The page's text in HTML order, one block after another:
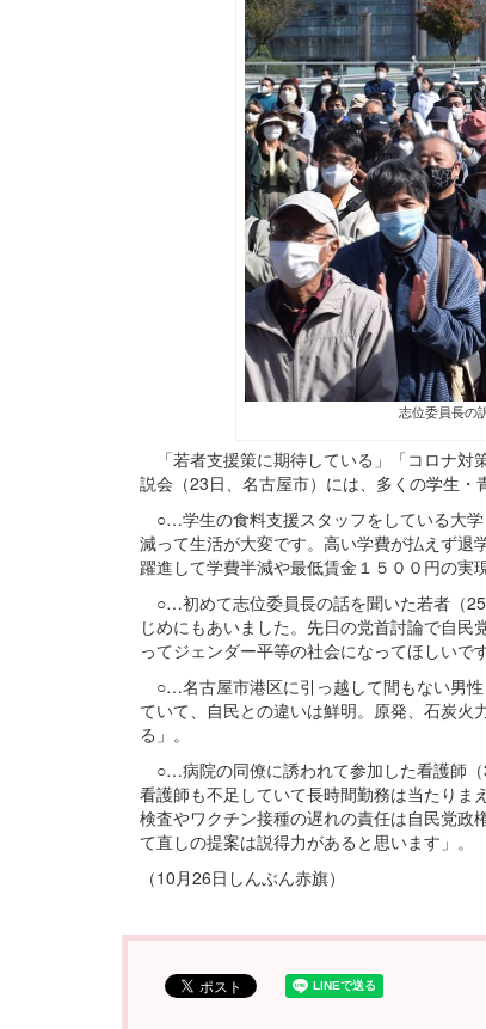
志位委員長の
「若者支援策に期待している」「コロナ対
説会（23日、名古屋市）には、多くの学生・
○…学生の食料支援スタッフをしている大
減って生活が大変です。高い学費が払えず退
躍進して学費半減や最低賃金１５００円の実
○…初めて志位委員長の話を聞いた若者（
じめにもあいました。先日の党首討論で自
ってジェンダー平等の社会になってほしいです
○…名古屋市港区に引っ越して間もない男
ていて、自民との違いは鮮明。原発、石炭
る」。
○…病院の同僚に誘われて参加した看護師
看護師も不足していて長時間勤務は当たりま
検査やワクチン接種の遅れの責任は自民党政
て直しの提案は説得力があると思います」。
（10月26日しんぶん赤旗）